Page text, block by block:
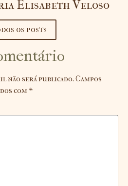
Elisabeth Veloso
os posts
não será publicado.Campos
com *